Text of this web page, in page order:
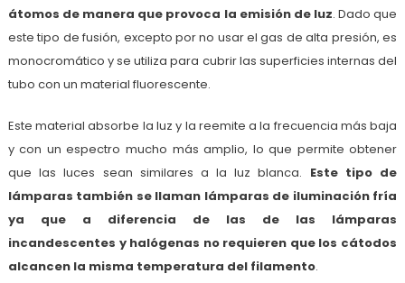
átomos de manera que provoca la emisión de luz. Dado que
este tipo de fusión, excepto por no usar el gas de alta presión, es
monocromático y se utiliza para cubrir las superficies internas del
tubo con un material fluorescente.
Este material absorbe la luz y la reemite a la frecuencia más baja
y con un espectro mucho más amplio, lo que permite obtener
que las luces sean similares a la luz blanca. Este tipo de
lámparas también se llaman lámparas de iluminación fría
ya que a diferencia de las de las lámparas
incandescentes y halógenas no requieren que los cátodos
alcancen la misma temperatura del filamento.